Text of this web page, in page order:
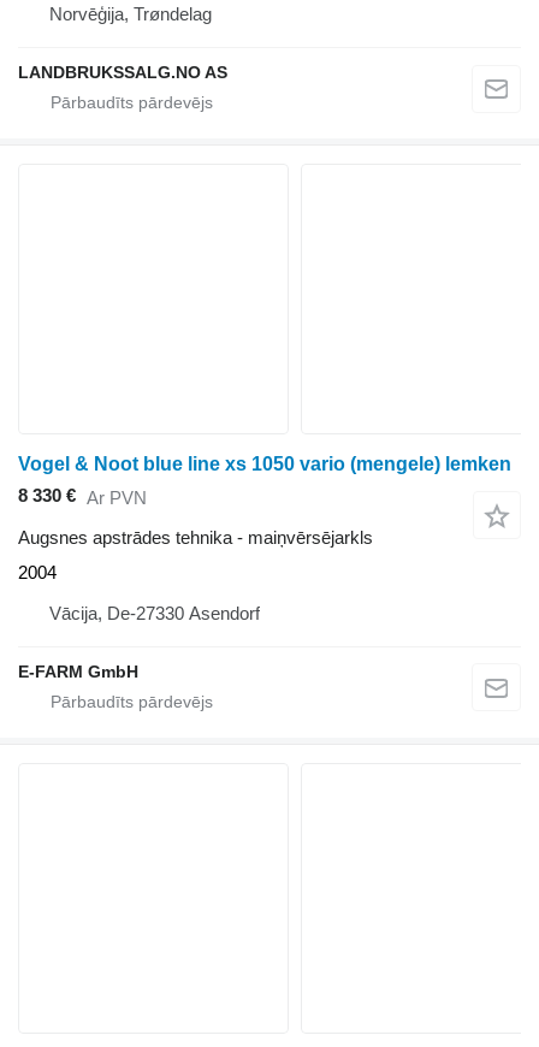
Norvēģija, Trøndelag
LANDBRUKSSALG.NO AS
Vogel & Noot blue line xs 1050 vario (mengele) lemken
8 330 € Ar PVN
Augsnes apstrādes tehnika - maiņvērsējarkls
2004
Vācija, De-27330 Asendorf
E-FARM GmbH